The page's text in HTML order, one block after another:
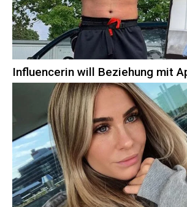
Influencerin will Beziehung mit